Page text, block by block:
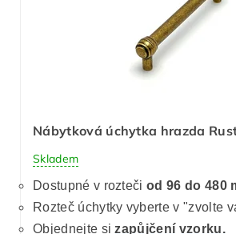
Nábytková úchytka hrazda
Skladem
Dostupné v rozteči od 96 do 480
Rozteč úchytky vyberte v "zvolte
Objednejte si zapůjčení vzorku.